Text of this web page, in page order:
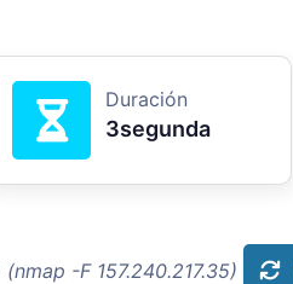
Duración
3segunda
-F 157.240.217.35)